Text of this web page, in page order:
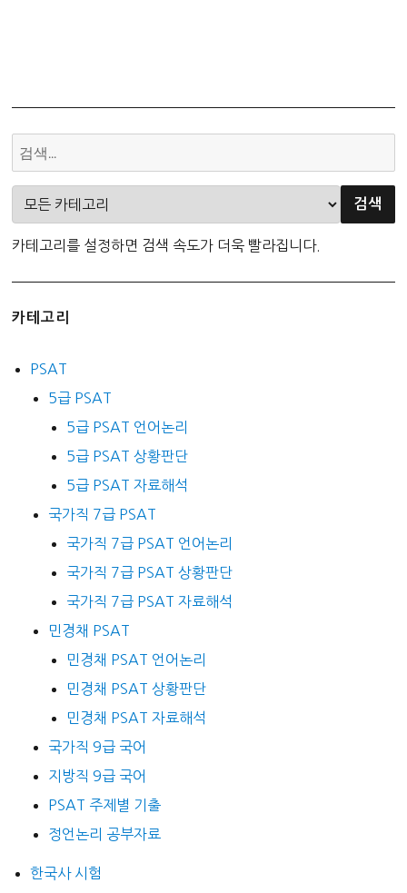
카테고리를 설정하면 검색 속도가 더욱 빨라집니다.
카테고리
PSAT
5급 PSAT
5급 PSAT 언어논리
5급 PSAT 상황판단
5급 PSAT 자료해석
국가직 7급 PSAT
국가직 7급 PSAT 언어논리
국가직 7급 PSAT 상황판단
국가직 7급 PSAT 자료해석
민경채 PSAT
민경채 PSAT 언어논리
민경채 PSAT 상황판단
민경채 PSAT 자료해석
국가직 9급 국어
지방직 9급 국어
PSAT 주제별 기출
정언논리 공부자료
한국사 시험